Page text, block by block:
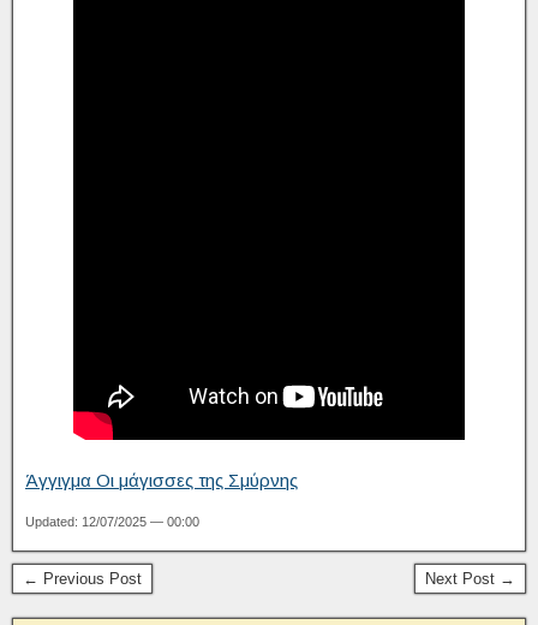
Άγγιγμα Οι μάγισσες της Σμύρνης
Updated: 12/07/2025 — 00:00
← Previous Post Next Post →